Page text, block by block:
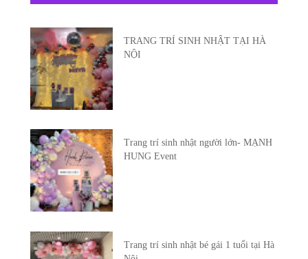
TRANG TRÍ SINH NHẬT TẠI HÀ
NỘI
Trang trí sinh nhật người lớn- MẠNH
HUNG Event
Trang trí sinh nhật bé gái 1 tuổi tại Hà